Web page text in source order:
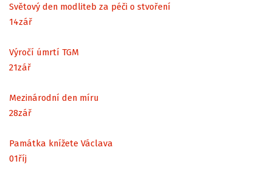
Světový den modliteb za péči o stvoření
14zář
Výročí úmrtí TGM
21zář
Mezinárodní den míru
28zář
Památka knížete Václava
01říj